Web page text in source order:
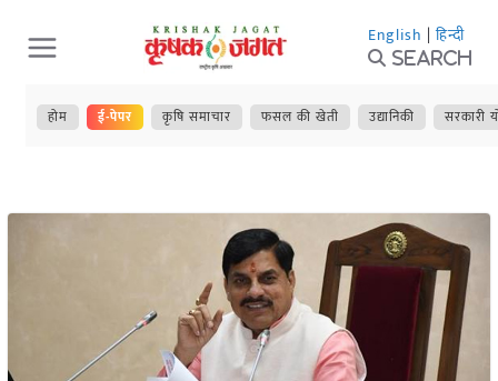
Skip
to
content
English | हिन्दी
Search
होम ई-पेपर कृषि समाचार फसल की खेती उद्यानिकी सरकारी